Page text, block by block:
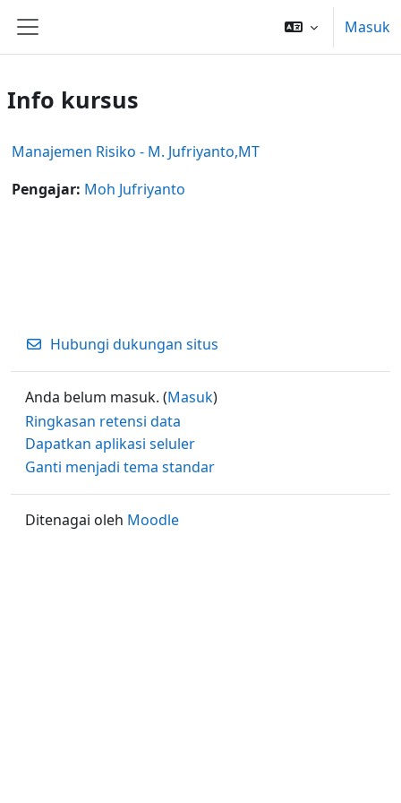
Panel samping
Masuk
Info kursus
Manajemen Risiko - M. Jufriyanto,MT
Pengajar: Moh Jufriyanto
Hubungi dukungan situs
Anda belum masuk. (Masuk)
Ringkasan retensi data
Dapatkan aplikasi seluler
Ganti menjadi tema standar
Ditenagai oleh Moodle